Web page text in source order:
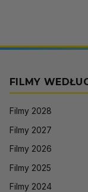
FILMY
Filmy 2028
Filmy 2027
Filmy 2026
Filmy 2025
Filmy 2024